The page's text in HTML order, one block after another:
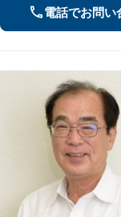
電話でお問い